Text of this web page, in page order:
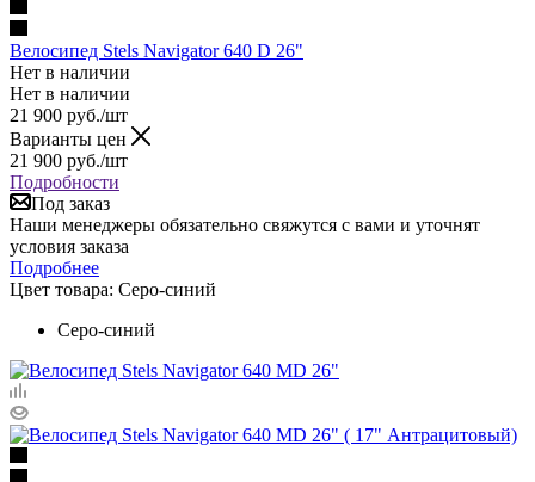
Велосипед Stels Navigator 640 D 26"
Нет в наличии
Нет в наличии
21 900 руб./шт
Варианты цен
21 900 руб./шт
Подробности
Под заказ
Наши менеджеры обязательно свяжутся с вами и уточнят
условия заказа
Подробнее
Цвет товара: Серо-синий
Серо-синий